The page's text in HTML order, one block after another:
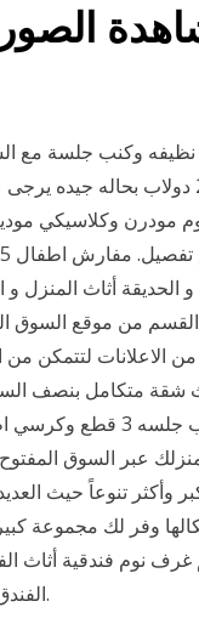
الاخضر بدون بدون ارجل ويوجد كسر داخل
أثاث المنزل و
من موقع السوق
الاعلانات لتتمكن من
سبليت+غسالة+نشافة 9500
عبر السوق
وأكثر تنوعاً حيث
وفر لك مجموعة
الفندق للبيع من المورِّدين في آسيا.